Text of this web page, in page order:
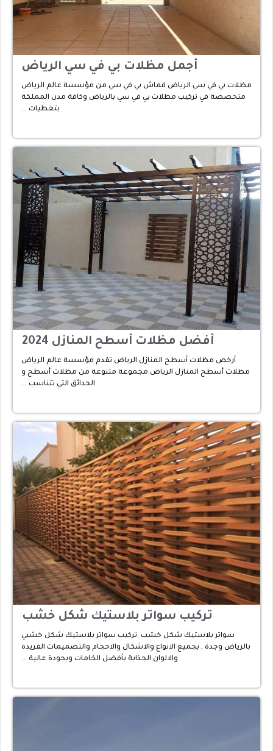
أجمل مظلات بي في سي الرياض
مظلات بي في سي الرياض قماش بي في سي من مؤسسة عالم الرياض
متخصصة في تركيب مظلات بي في سي بالرياض وكافة مدن المملكة
بتغطيات …
أفضل مظلات أسطح المنازل 2024
أرخص مظلات أسطح المنازل الرياض تقدم مؤسسة عالم الرياض
مظلات أسطح المنازل الرياض مجموعة متنوعة من مظلات أسطح و
الحدائق التي تتناسب …
تركيب سواتر بلاستيك شكل خشب
سواتر بلاستيك شكل خشب تركيب سواتر بلاستيك شكل خشبي
بالرياض وجدة , بجميع الانواع والاشكال والاحجام والتصميمات الفريدة
والالوان الجذابة بأفضل الخامات وبجودة عالية …